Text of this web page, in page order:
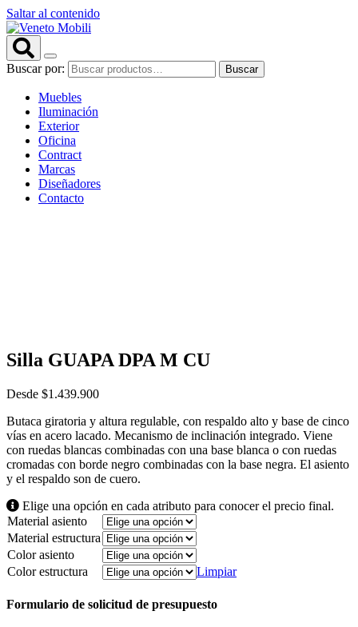
Saltar al contenido
Buscar por: Buscar
Muebles
Iluminación
Exterior
Oficina
Contract
Marcas
Diseñadores
Contacto
Silla GUAPA DPA M CU
Desde $1.439.900
Butaca giratoria y altura regulable, con respaldo alto y base de cinco
vías en acero lacado. Mecanismo de inclinación integrado. Viene
con ruedas blancas combinadas con una base blanca o con ruedas
cromadas con borde negro combinadas con la base negra. El asiento
y el respaldo son de cuero.
Elige una opción en cada atributo para conocer el precio final.
Material asiento
Material estructura
Color asiento
Color estructura
Limpiar
Formulario de solicitud de presupuesto